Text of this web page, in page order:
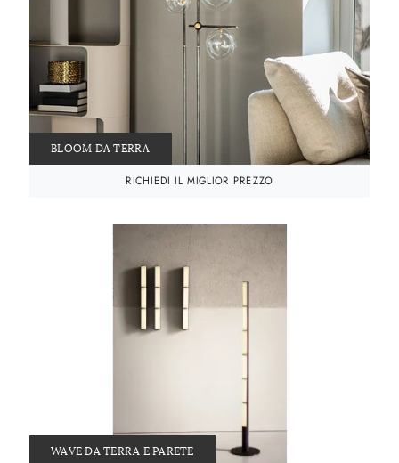
BLOOM DA TERRA
RICHIEDI IL MIGLIOR PREZZO
WAVE DA TERRA E PARETE